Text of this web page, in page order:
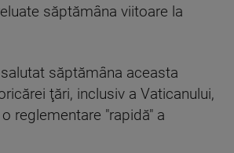
săptămâna viitoare la
săptămâna aceasta
ţări, inclusiv a Vaticanului,
reglementare "rapidă" a